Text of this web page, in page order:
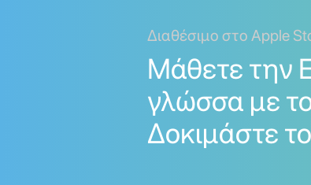
Διαθέσιμο στο Apple
Μάθετε την
γλώσσα με
Δοκιμάστε